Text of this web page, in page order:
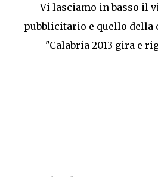
Vi lasciamo in basso il
pubblicitario e quello della
"Calabria 2013 gira e